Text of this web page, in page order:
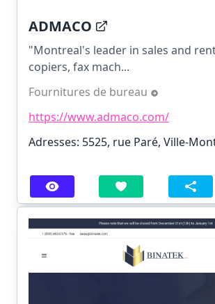
ADMACO
"Montreal's leader in sales and
copiers, fax mach...
Fournitures de bureau
https://www.admaco.com/
Adresses: 5525, rue Paré, Ville-